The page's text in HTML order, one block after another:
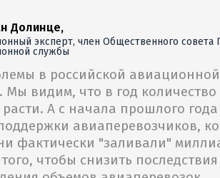
Долинце,
эксперт, член Общественного совета
службы
в российской
Мы видим, что в год
А с начала прошлого
авиаперевозчиков,
фактически "заливали"
чтобы снизить